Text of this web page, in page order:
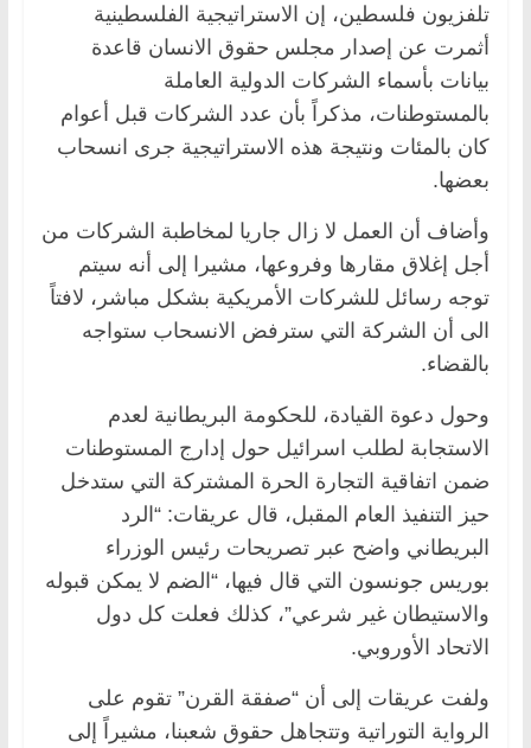
تلفزيون فلسطين، إن الاستراتيجية الفلسطينية
أثمرت عن إصدار مجلس حقوق الانسان قاعدة
بيانات بأسماء الشركات الدولية العاملة
بالمستوطنات، مذكراً بأن عدد الشركات قبل أعوام
كان بالمئات ونتيجة هذه الاستراتيجية جرى انسحاب
بعضها.
وأضاف أن العمل لا زال جاريا لمخاطبة الشركات من
أجل إغلاق مقارها وفروعها، مشيرا إلى أنه سيتم
توجه رسائل للشركات الأمريكية بشكل مباشر، لافتاً
الى أن الشركة التي سترفض الانسحاب ستواجه
بالقضاء.
وحول دعوة القيادة، للحكومة البريطانية لعدم
الاستجابة لطلب اسرائيل حول إدارج المستوطنات
ضمن اتفاقية التجارة الحرة المشتركة التي ستدخل
حيز التنفيذ العام المقبل، قال عريقات: “الرد
البريطاني واضح عبر تصريحات رئيس الوزراء
بوريس جونسون التي قال فيها، “الضم لا يمكن قبوله
والاستيطان غير شرعي”، كذلك فعلت كل دول
الاتحاد الأوروبي.
ولفت عريقات إلى أن “صفقة القرن” تقوم على
الرواية التوراتية وتتجاهل حقوق شعبنا، مشيراً إلى